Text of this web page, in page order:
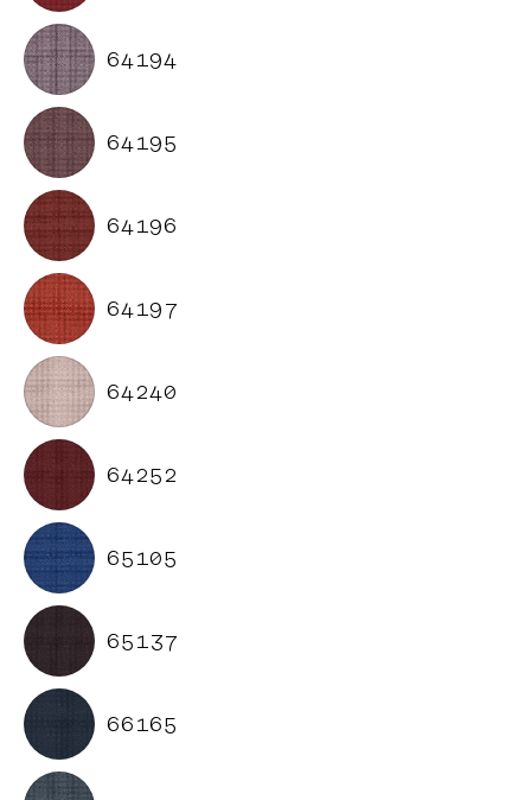
64194
64195
64196
64197
64240
64252
65105
65137
66165